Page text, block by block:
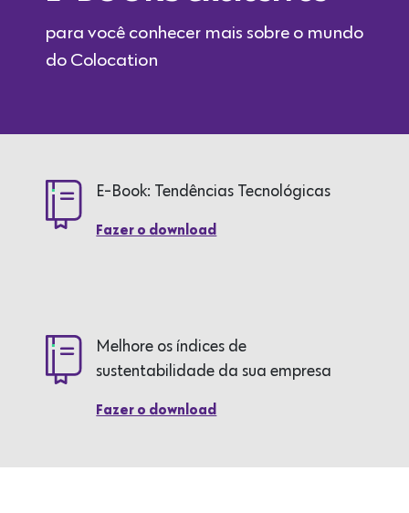
para você conhecer mais sobre o mundo
do Colocation
E-Book: Tendências Tecnológicas
Fazer o download
Melhore os índices de
sustentabilidade da sua empresa
Fazer o download